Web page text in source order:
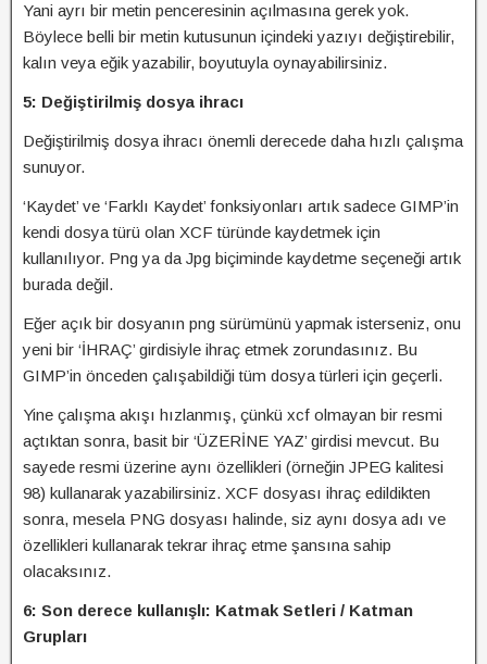
Yani ayrı bir metin penceresinin açılmasına gerek yok.
Böylece belli bir metin kutusunun içindeki yazıyı değiştirebilir,
kalın veya eğik yazabilir, boyutuyla oynayabilirsiniz.
5: Değiştirilmiş dosya ihracı
Değiştirilmiş dosya ihracı önemli derecede daha hızlı çalışma
sunuyor.
‘Kaydet’ ve ‘Farklı Kaydet’ fonksiyonları artık sadece GIMP’in
kendi dosya türü olan XCF türünde kaydetmek için
kullanılıyor. Png ya da Jpg biçiminde kaydetme seçeneği artık
burada değil.
Eğer açık bir dosyanın png sürümünü yapmak isterseniz, onu
yeni bir ‘İHRAÇ’ girdisiyle ihraç etmek zorundasınız. Bu
GIMP’in önceden çalışabildiği tüm dosya türleri için geçerli.
Yine çalışma akışı hızlanmış, çünkü xcf olmayan bir resmi
açtıktan sonra, basit bir ‘ÜZERİNE YAZ’ girdisi mevcut. Bu
sayede resmi üzerine aynı özellikleri (örneğin JPEG kalitesi
98) kullanarak yazabilirsiniz. XCF dosyası ihraç edildikten
sonra, mesela PNG dosyası halinde, siz aynı dosya adı ve
özellikleri kullanarak tekrar ihraç etme şansına sahip
olacaksınız.
6: Son derece kullanışlı: Katmak Setleri / Katman
Grupları